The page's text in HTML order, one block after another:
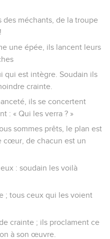
des méchants, de la troupe
une épée, ils lancent leurs
qui est intègre. Soudain ils
crainte.
ils se concertent
: « Qui les verra ? »
sommes prêts, le plan est
cœur, de chacun est un
: soudain les voilà
; tous ceux qui les voient
crainte ; ils proclament ce
à son œuvre.